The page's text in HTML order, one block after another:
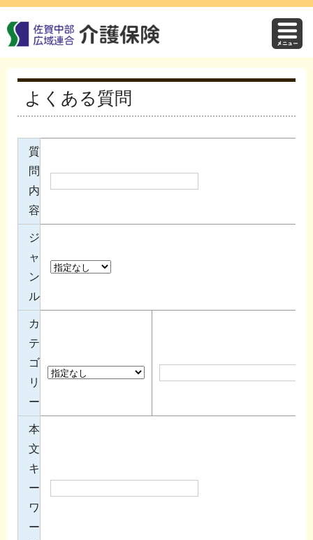
よくある質問
質
問
内
容
ジ
ャ
ン
ル
カ
テ
ゴ
リ
ー
本
文
キ
ー
ワ
ー